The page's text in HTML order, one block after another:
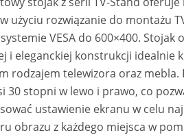
użyciu rozwiązanie do montażu
VESA do 600×400. Stojak
i eleganckiej konstrukcji idealnie
rodzajem telewizora oraz
30 stopni w lewo i prawo, co
ustawienie ekranu w celu
obrazu z każdego miejsca w